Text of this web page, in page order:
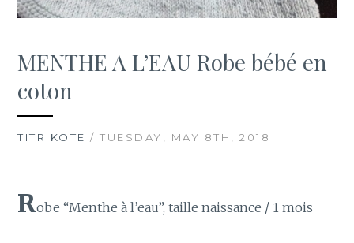
MENTHE A L’EAU Robe bébé en
coton
TITRIKOTE / TUESDAY, MAY 8TH, 2018
Robe “Menthe à l’eau”, taille naissance / 1 mois